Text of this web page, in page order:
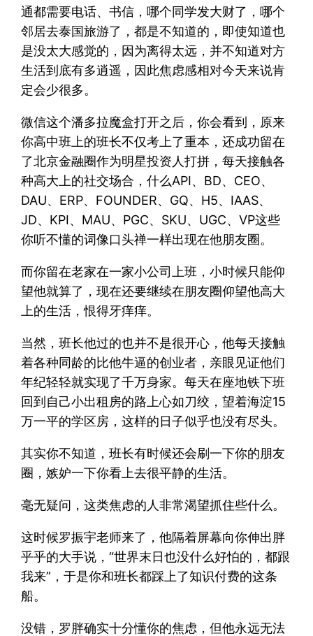
通都需要电话、书信，哪个同学发大财了，哪个
邻居去泰国旅游了，都是不知道的，即使知道也
是没太大感觉的，因为离得太远，并不知道对方
生活到底有多逍遥，因此焦虑感相对今天来说肯
定会少很多。
微信这个潘多拉魔盒打开之后，你会看到，原来
你高中班上的班长不仅考上了重本，还成功留在
了北京金融圈作为明星投资人打拼，每天接触各
种高大上的社交场合，什么API、BD、CEO、
DAU、ERP、FOUNDER、GQ、H5、IAAS、
JD、KPI、MAU、PGC、SKU、UGC、VP这些
你听不懂的词像口头禅一样出现在他朋友圈。
而你留在老家在一家小公司上班，小时候只能仰
望他就算了，现在还要继续在朋友圈仰望他高大
上的生活，恨得牙痒痒。
当然，班长他过的也并不是很开心，他每天接触
着各种同龄的比他牛逼的创业者，亲眼见证他们
年纪轻轻就实现了千万身家。每天在座地铁下班
回到自己小出租房的路上心如刀绞，望着海淀15
万一平的学区房，这样的日子似乎也没有尽头。
其实你不知道，班长有时候还会刷一下你的朋友
圈，嫉妒一下你看上去很平静的生活。
毫无疑问，这类焦虑的人非常渴望抓住些什么。
这时候罗振宇老师来了，他隔着屏幕向你伸出胖
乎乎的大手说，“世界末日也没什么好怕的，都跟
我来”，于是你和班长都踩上了知识付费的这条
船。
没错，罗胖确实十分懂你的焦虑，但他永远无法